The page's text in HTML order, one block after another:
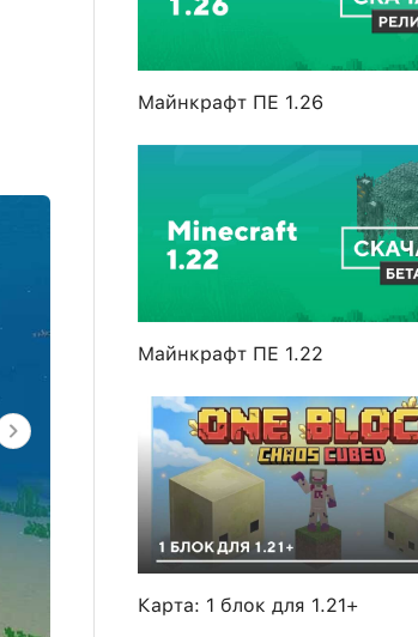
Майнкрафт ПЕ 1.26
Майнкрафт ПЕ 1.22
Карта: 1 блок для 1.21+